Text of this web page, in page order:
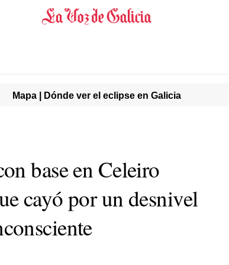
Mapa | Dónde ver el eclipse en Galicia
base en Celeiro
cayó por un desnivel